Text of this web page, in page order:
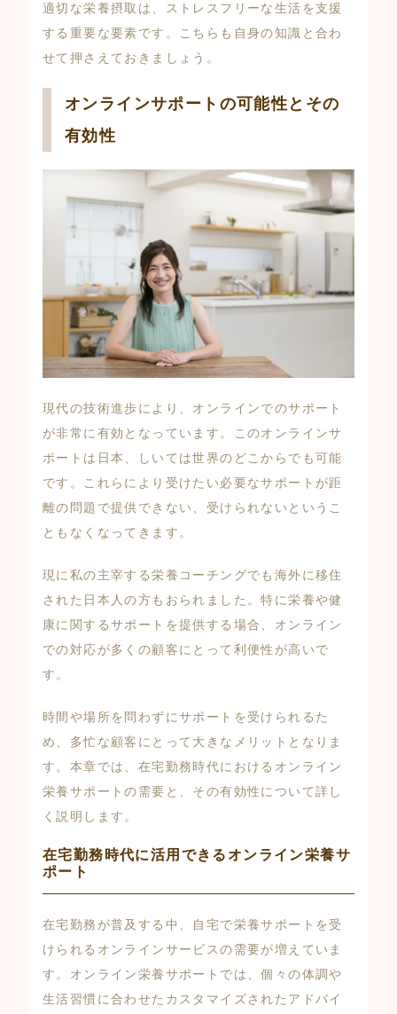
適切な栄養摂取は、ストレスフリーな生活を支援
する重要な要素です。こちらも自身の知識と合わ
せて押さえておきましょう。
オンラインサポートの可能性とその
有効性
現代の技術進歩により、オンラインでのサポート
が非常に有効となっています。このオンラインサ
ポートは日本、しいては世界のどこからでも可能
です。これらにより受けたい必要なサポートが距
離の問題で提供できない、受けられないというこ
ともなくなってきます。
現に私の主宰する栄養コーチングでも海外に移住
された日本人の方もおられました。特に栄養や健
康に関するサポートを提供する場合、オンライン
での対応が多くの顧客にとって利便性が高いで
す。
時間や場所を問わずにサポートを受けられるた
め、多忙な顧客にとって大きなメリットとなりま
す。本章では、在宅勤務時代におけるオンライン
栄養サポートの需要と、その有効性について詳し
く説明します。
在宅勤務時代に活用できるオンライン栄養サ
ポート
在宅勤務が普及する中、自宅で栄養サポートを受
けられるオンラインサービスの需要が増えていま
す。オンライン栄養サポートでは、個々の体調や
生活習慣に合わせたカスタマイズされたアドバイ